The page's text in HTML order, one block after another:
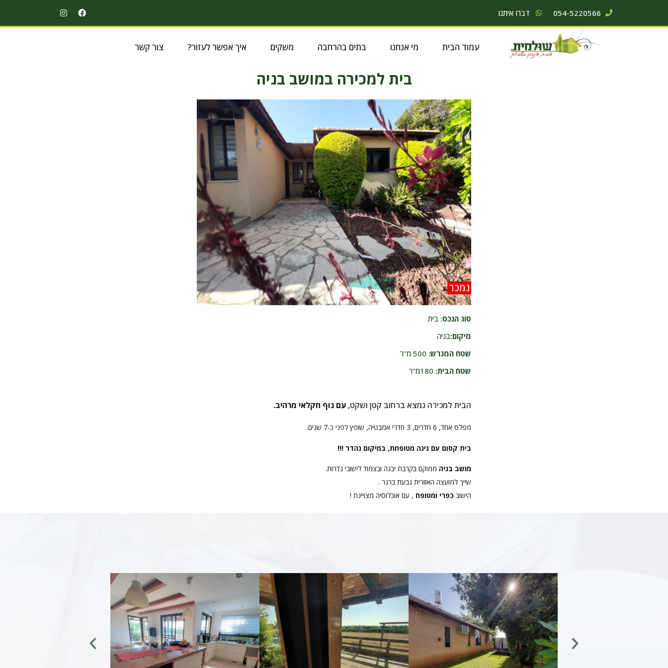
054-5220566 דברו איתנו
עמוד הבית מי אנחנו בתים בהרחבה משקים איך אפשר לעזור? צור קשר
בית למכירה במושב בניה
נמכר
סוג הנכס: בית
מיקום:בניה
שטח המגרש: 500 מ"ר
שטח הבית: 180מ"ר
הבית למכירה נמצא ברחוב קטן ושקט, עם נוף חקלאי מרהיב.
מפלס אחד, 6 חדרים, 3 חדרי אמבטיה, שופץ לפני כ-7 שנים.
בית קסום עם גינה מטופחת, במיקום נהדר !!!
מושב בניה ממוקם בקרבת יבנה ובצמוד לישובי גדרות.
שייך למועצה האזורית גבעת ברנר .
הישוב כפרי ומטופח , עם אוכלוסיה מצויינת !